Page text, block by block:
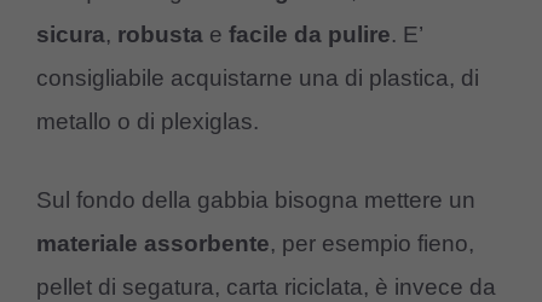
sicura, robusta e facile da pulire. E’
consigliabile acquistarne una di plastica, di
metallo o di plexiglas.
Sul fondo della gabbia bisogna mettere un
materiale assorbente, per esempio fieno,
pellet di segatura, carta riciclata, è invece da